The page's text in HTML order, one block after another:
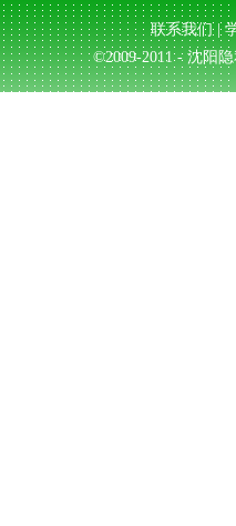
联系我们|
©2009-2011 - 沈阳